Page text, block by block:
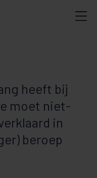
heeft bij
moet niet-
in
beroep